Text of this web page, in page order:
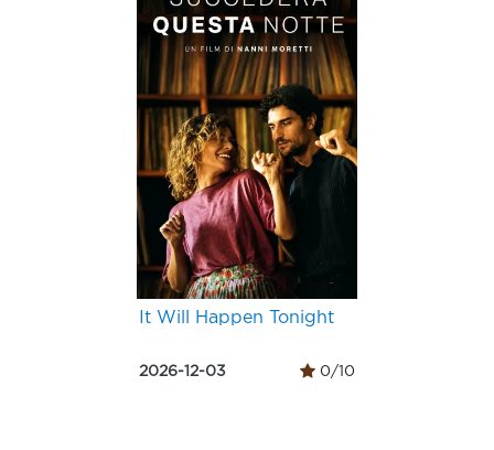
It Will Happen Tonight
2026-12-03 0/10